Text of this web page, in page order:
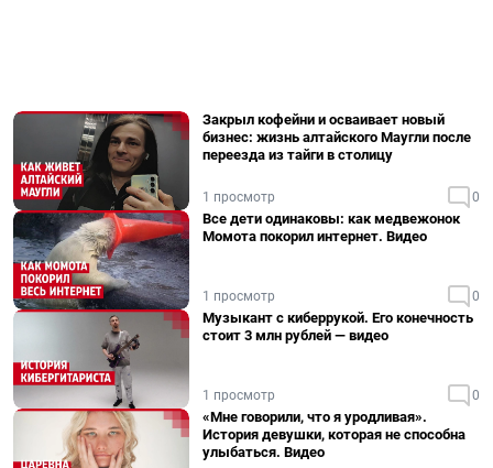
Закрыл кофейни и осваивает новый
бизнес: жизнь алтайского Маугли после
переезда из тайги в столицу
1 просмотр 0
Все дети одинаковы: как медвежонок
Момота покорил интернет. Видео
1 просмотр 0
Музыкант с киберрукой. Его конечность
стоит 3 млн рублей — видео
1 просмотр 0
«Мне говорили, что я уродливая».
История девушки, которая не способна
улыбаться. Видео